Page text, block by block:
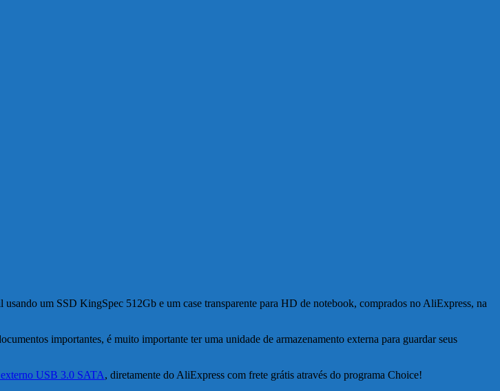
um SSD KingSpec 512Gb e um case transparente para HD de notebook, comprados no AliExpress, na
importantes, é muito importante ter uma unidade de armazenamento externa para guardar seus
externo USB 3.0 SATA, diretamente do AliExpress com frete grátis através do programa Choice!